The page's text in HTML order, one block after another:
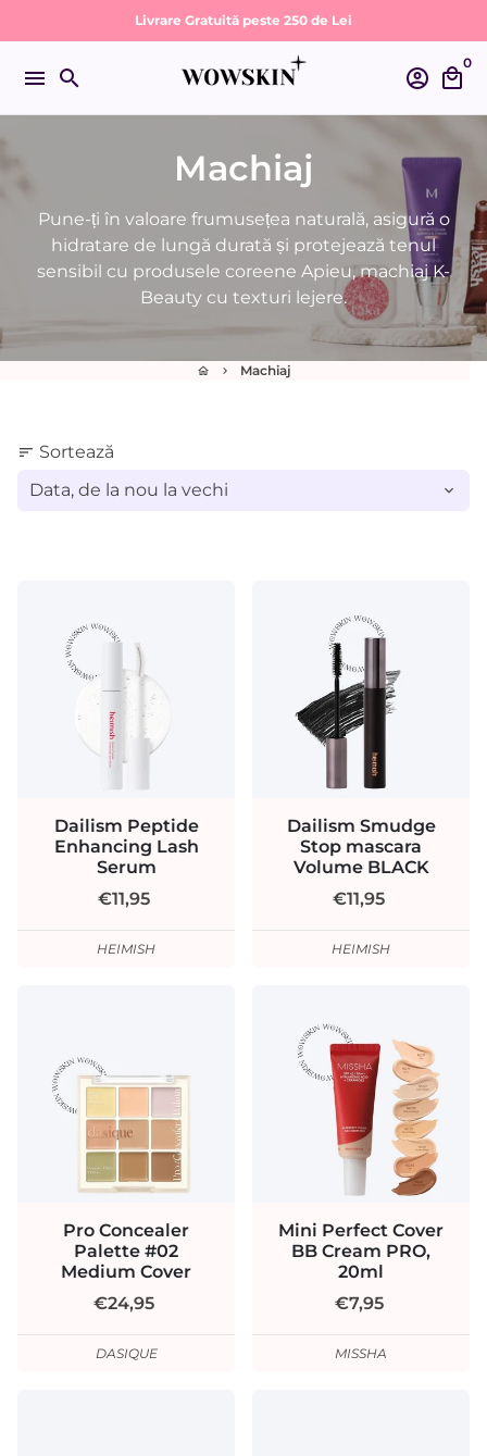
la
conținut
Livrare Gratuită peste 250 de Lei
menu search account_circle local_mall
0
Machiaj
Pune-ți în valoare frumusețea naturală, asigură o
hidratare de lungă durată și protejează tenul
sensibil cu produsele coreene Apieu, machiaj K-
Beauty cu texturi lejere.
home keyboard_arrow_right Machiaj
sort Sortează
Dailism Peptide
Enhancing Lash
Serum
€11,95
HEIMISH
Dailism Smudge
Stop mascara
Volume BLACK
€11,95
HEIMISH
Pro Concealer
Palette #02
Medium Cover
€24,95
DASIQUE
Mini Perfect Cover
BB Cream PRO,
20ml
€7,95
MISSHA